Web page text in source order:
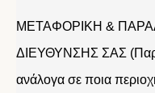
ΜΕΤΑΦΟΡΙΚΗ &
ΔΙΕΥΘΥΝΣΗΣ ΣΑΣ
ανάλογα σε ποια